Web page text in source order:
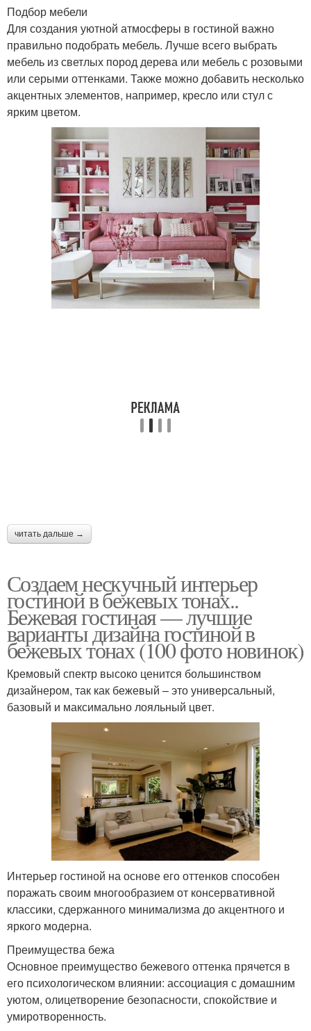
интерьер
Подбор мебели
Для создания уютной атмосферы в гостиной важно
правильно подобрать мебель. Лучше всего выбрать
мебель из светлых пород дерева или мебель с розовыми
или серыми оттенками. Также можно добавить несколько
акцентных элементов, например, кресло или стул с
ярким цветом.
читать дальше →
Создаем нескучный интерьер
гостиной в бежевых тонах..
Бежевая гостиная — лучшие
варианты дизайна гостиной в
бежевых тонах (100 фото новинок)
Кремовый спектр высоко ценится большинством
дизайнером, так как бежевый – это универсальный,
базовый и максимально лояльный цвет.
Интерьер гостиной на основе его оттенков способен
поражать своим многообразием от консервативной
классики, сдержанного минимализма до акцентного и
яркого модерна.
Преимущества бежа
Основное преимущество бежевого оттенка прячется в
его психологическом влиянии: ассоциация с домашним
уютом, олицетворение безопасности, спокойствие и
умиротворенность.